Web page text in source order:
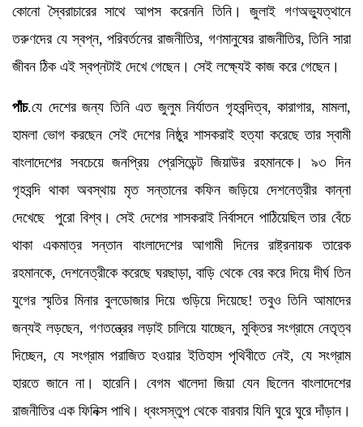
কোনো স্বৈরাচারের সাথে আপস করেননি তিনি। জুলাই গণঅভ্যুত্থানে
তরুণদের যে স্বপ্ন, পরিবর্তনের রাজনীতির, গণমানুষের রাজনীতির, তিনি সারা
জীবন ঠিক এই স্বপ্নটাই দেখে গেছেন। সেই লক্ষ্যেই কাজ করে গেছেন।
পাঁচ.যে দেশের জন্য তিনি এত জুলুম নির্যাতন গৃহবন্দিত্ব, কারাগার, মামলা,
হামলা ভোগ করছেন সেই দেশের নিষ্ঠুর শাসকরাই হত্যা করেছে তার স্বামী
বাংলাদেশের সবচেয়ে জনপ্রিয় প্রেসিডেন্ট জিয়াউর রহমানকে। ৯৩ দিন
গৃহবন্দি থাকা অবস্থায় মৃত সন্তানের কফিন জড়িয়ে দেশনেত্রীর কান্না
দেখেছে পুরো বিশ্ব। সেই দেশের শাসকরাই নির্বাসনে পাঠিয়েছিল তার বেঁচে
থাকা একমাত্র সন্তান বাংলাদেশের আগামী দিনের রাষ্ট্রনায়ক তারেক
রহমানকে, দেশনেত্রীকে করেছে ঘরছাড়া, বাড়ি থেকে বের করে দিয়ে দীর্ঘ তিন
যুগের স্মৃতির মিনার বুলডোজার দিয়ে গুড়িয়ে দিয়েছে! তবুও তিনি আমাদের
জন্যই লড়ছেন, গণতন্ত্রের লড়াই চালিয়ে যাচ্ছেন, মুক্তির সংগ্রামে নেতৃত্ব
দিচ্ছেন, যে সংগ্রাম পরাজিত হওয়ার ইতিহাস পৃথিবীতে নেই, যে সংগ্রাম
হারতে জানে না। হারেনি। বেগম খালেদা জিয়া যেন ছিলেন বাংলাদেশের
রাজনীতির এক ফিনিক্স পাখি। ধ্বংসস্তুপ থেকে বারবার যিনি ঘুরে ঘুরে দাঁড়ান।